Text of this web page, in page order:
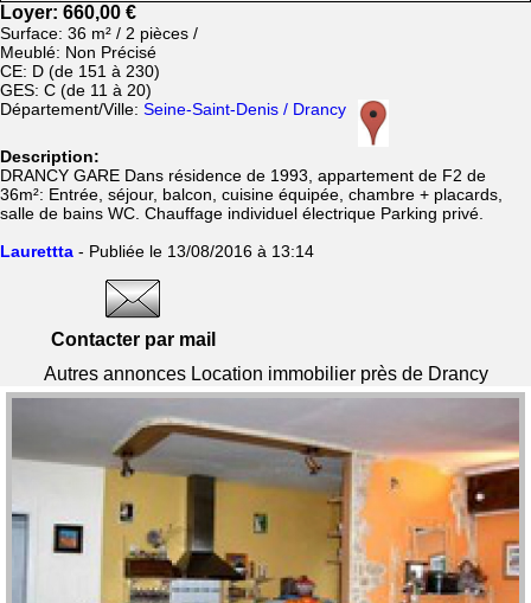
Loyer: 660,00 €
Surface: 36 m² / 2 pièces /
Meublé: Non Précisé
CE: D (de 151 à 230)
GES: C (de 11 à 20)
Département/Ville: Seine-Saint-Denis / Drancy
Description:
DRANCY GARE Dans résidence de 1993, appartement de F2 de
36m²: Entrée, séjour, balcon, cuisine équipée, chambre + placards,
salle de bains WC. Chauffage individuel électrique Parking privé.
Laurettta - Publiée le 13/08/2016 à 13:14
Contacter par mail
Autres annonces Location immobilier près de Drancy